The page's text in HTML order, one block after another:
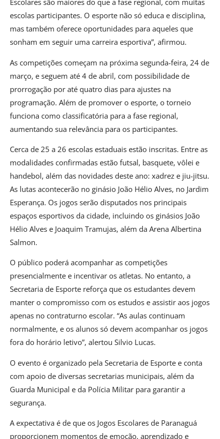
Escolares são maiores do que a fase regional, com muitas
escolas participantes. O esporte não só educa e disciplina,
mas também oferece oportunidades para aqueles que
sonham em seguir uma carreira esportiva”, afirmou.
As competições começam na próxima segunda-feira, 24 de
março, e seguem até 4 de abril, com possibilidade de
prorrogação por até quatro dias para ajustes na
programação. Além de promover o esporte, o torneio
funciona como classificatória para a fase regional,
aumentando sua relevância para os participantes.
Cerca de 25 a 26 escolas estaduais estão inscritas. Entre as
modalidades confirmadas estão futsal, basquete, vôlei e
handebol, além das novidades deste ano: xadrez e jiu-jitsu.
As lutas acontecerão no ginásio João Hélio Alves, no Jardim
Esperança. Os jogos serão disputados nos principais
espaços esportivos da cidade, incluindo os ginásios João
Hélio Alves e Joaquim Tramujas, além da Arena Albertina
Salmon.
O público poderá acompanhar as competições
presencialmente e incentivar os atletas. No entanto, a
Secretaria de Esporte reforça que os estudantes devem
manter o compromisso com os estudos e assistir aos jogos
apenas no contraturno escolar. “As aulas continuam
normalmente, e os alunos só devem acompanhar os jogos
fora do horário letivo”, alertou Silvio Lucas.
O evento é organizado pela Secretaria de Esporte e conta
com apoio de diversas secretarias municipais, além da
Guarda Municipal e da Polícia Militar para garantir a
segurança.
A expectativa é de que os Jogos Escolares de Paranaguá
proporcionem momentos de emoção, aprendizado e